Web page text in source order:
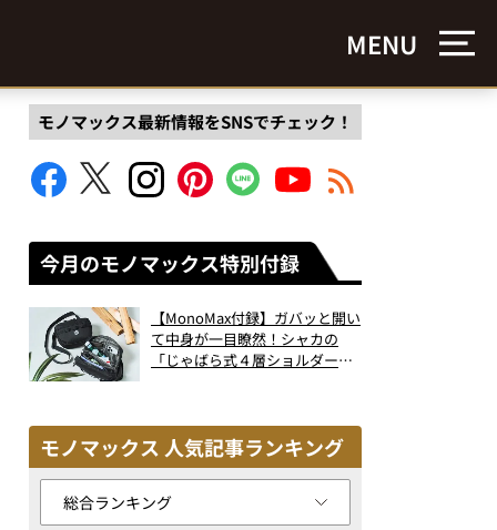
MENU
モノマックス最新情報をSNSでチェック！
今月のモノマックス特別付録
【MonoMax付録】ガバッと開い
て中身が一目瞭然！シャカの
「じゃばら式４層ショルダーバ
モノマックス 人気記事ランキング